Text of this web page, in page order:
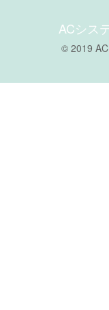
ACシス
© 2019